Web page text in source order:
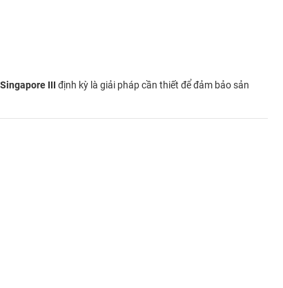
III định kỳ là giải pháp cần thiết để đảm bảo sản